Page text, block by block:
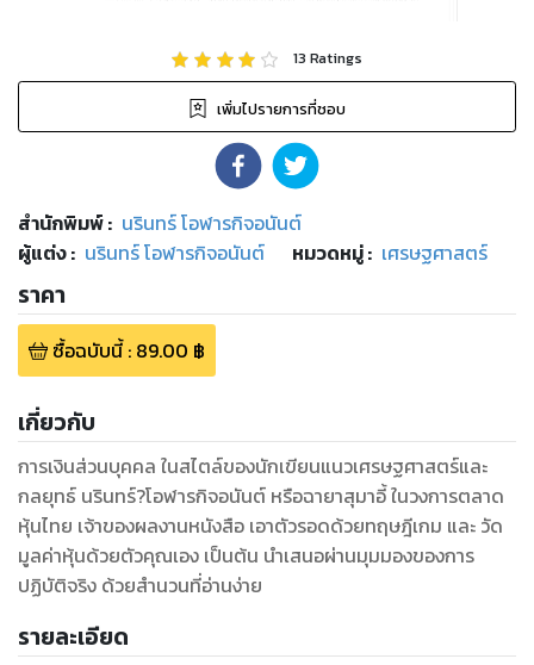
13 Ratings
เพิ่มไปรายการที่ชอบ
สำนักพิมพ์: นรินทร์ โอฬารกิจอนันต์
ผู้แต่ง : นรินทร์ โอฬารกิจอนันต์ หมวดหมู่: เศรษฐศาสตร์
ราคา
ซื้อฉบับนี้: 89.00 ฿
เกี่ยวกับ
การเงินส่วนบุคคล ในสไตล์ของนักเขียนแนวเศรษฐศาสตร์และ
กลยุทธ์ นรินทร์?โอฬารกิจอนันต์ หรือฉายาสุมาอี้ ในวงการตลาด
หุ้นไทย เจ้าของผลงานหนังสือ เอาตัวรอดด้วยทฤษฎีเกม และ วัด
มูลค่าหุ้นด้วยตัวคุณเอง เป็นต้น นำเสนอผ่านมุมมองของการ
ปฏิบัติจริง ด้วยสำนวนที่อ่านง่าย
รายละเอียด